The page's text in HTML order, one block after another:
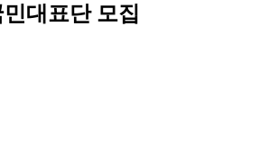
대표단 모집